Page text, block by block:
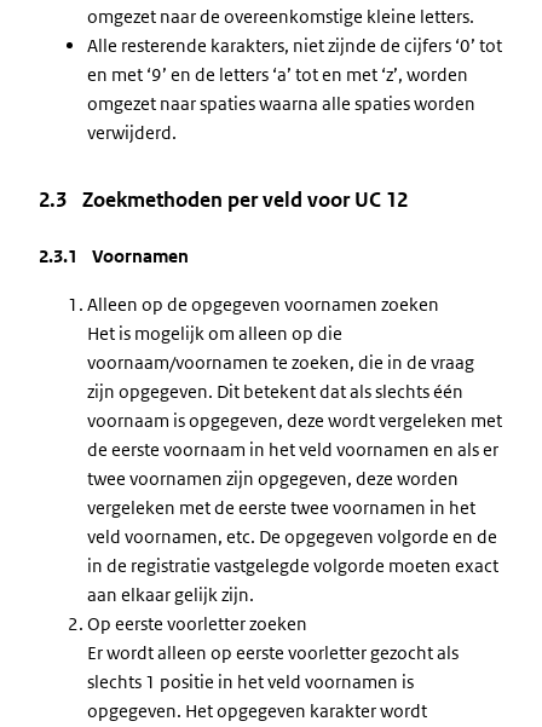
omgezet naar de overeenkomstige kleine letters.
Alle resterende karakters, niet zijnde de cijfers ‘0’ tot
en met ‘9’ en de letters ‘a’ tot en met ‘z’, worden
omgezet naar spaties waarna alle spaties worden
verwijderd.
2.3 Zoekmethoden per veld voor UC 12
2.3.1 Voornamen
Alleen op de opgegeven voornamen zoeken
Het is mogelijk om alleen op die
voornaam/voornamen te zoeken, die in de vraag
zijn opgegeven. Dit betekent dat als slechts één
voornaam is opgegeven, deze wordt vergeleken met
de eerste voornaam in het veld voornamen en als er
twee voornamen zijn opgegeven, deze worden
vergeleken met de eerste twee voornamen in het
veld voornamen, etc. De opgegeven volgorde en de
in de registratie vastgelegde volgorde moeten exact
aan elkaar gelijk zijn.
Op eerste voorletter zoeken
Er wordt alleen op eerste voorletter gezocht als
slechts 1 positie in het veld voornamen is
opgegeven. Het opgegeven karakter wordt